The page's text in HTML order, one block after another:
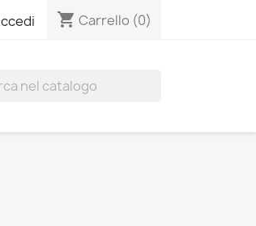
shopping_cart Carrello (0)